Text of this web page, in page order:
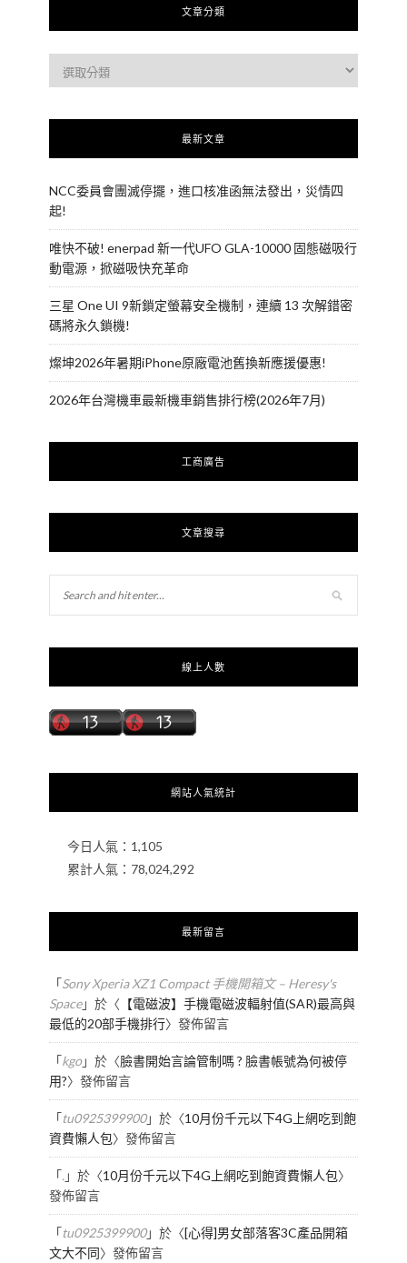
文章分類
最新文章
NCC委員會團滅停擺，進口核准函無法發出，災情四
起!
唯快不破! enerpad 新一代UFO GLA-10000 固態磁吸行
動電源，掀磁吸快充革命
三星 One UI 9新鎖定螢幕安全機制，連續 13 次解錯密
碼將永久鎖機!
燦坤2026年暑期iPhone原廠電池舊換新應援優惠!
2026年台灣機車最新機車銷售排行榜(2026年7月)
工商廣告
文章搜尋
線上人數
網站人氣統計
今日人氣： 1,105
累計人氣： 78,024,292
最新留言
「Sony Xperia XZ1 Compact 手機開箱文 – Heresy's
Space」於〈 【電磁波】手機電磁波輻射值(SAR)最高與
最低的20部手機排行〉發佈留言
「kgo」於〈臉書開始言論管制嗎 ? 臉書帳號為何被停
用?〉發佈留言
「tu0925399900」於〈10月份千元以下4G上網吃到飽
資費懶人包〉發佈留言
「.」於〈10月份千元以下4G上網吃到飽資費懶人包〉
發佈留言
「tu0925399900」於〈[心得]男女部落客3C產品開箱
文大不同〉發佈留言